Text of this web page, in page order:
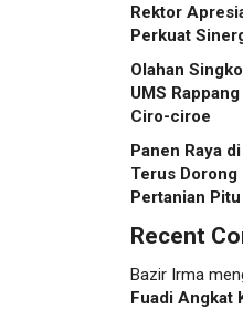
Rektor
Perkuat
Olahan
UMS
Ciro-ciroe
Panen Raya
Terus
Pertanian Pitu
Recent
Bazir Irma
Fuadi Angkat